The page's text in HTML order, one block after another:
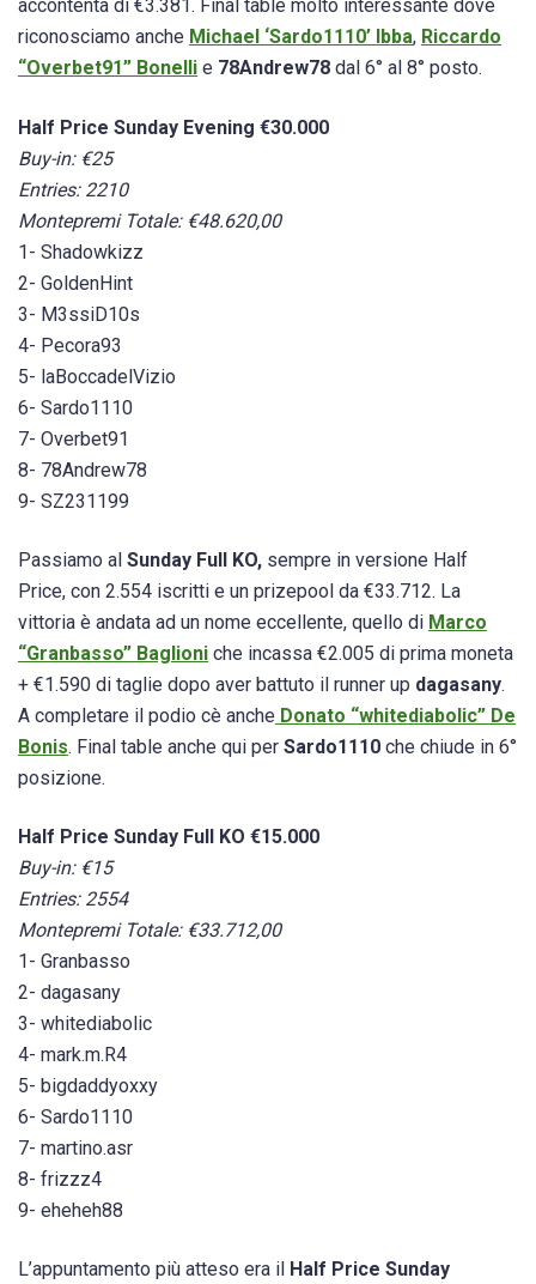
accontenta di €3.381. Final table molto interessante dove
riconosciamo anche Michael ‘Sardo1110’ Ibba, Riccardo
“Overbet91” Bonelli e 78Andrew78 dal 6° al 8° posto.
Half Price Sunday Evening €30.000
Buy-in: €25
Entries: 2210
Montepremi Totale: €48.620,00
1- Shadowkizz
2- GoldenHint
3- M3ssiD10s
4- Pecora93
5- laBoccadelVizio
6- Sardo1110
7- Overbet91
8- 78Andrew78
9- SZ231199
Passiamo al Sunday Full KO, sempre in versione Half
Price, con 2.554 iscritti e un prizepool da €33.712. La
vittoria è andata ad un nome eccellente, quello di Marco
“Granbasso” Baglioni che incassa €2.005 di prima moneta
+ €1.590 di taglie dopo aver battuto il runner up dagasany.
A completare il podio cè anche Donato “whitediabolic” De
Bonis. Final table anche qui per Sardo1110 che chiude in 6°
posizione.
Half Price Sunday Full KO €15.000
Buy-in: €15
Entries: 2554
Montepremi Totale: €33.712,00
1- Granbasso
2- dagasany
3- whitediabolic
4- mark.m.R4
5- bigdaddyoxxy
6- Sardo1110
7- martino.asr
8- frizzz4
9- eheheh88
L’appuntamento più atteso era il Half Price Sunday